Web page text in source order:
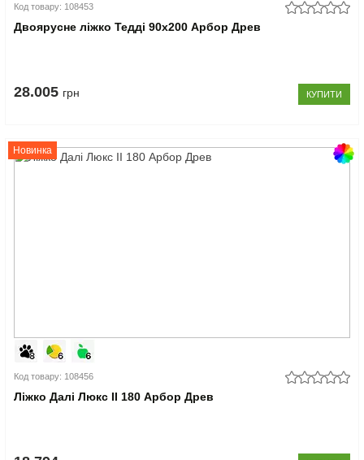
Код товару: 108453
Двоярусне ліжко Тедді 90x200 Арбор Древ
28.005 грн КУПИТИ
Новинка
Код товару: 108456
Ліжко Далі Люкс II 180 Арбор Древ